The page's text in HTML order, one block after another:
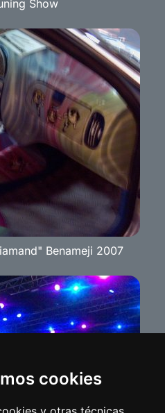
cookies
Show
Benameji 2007